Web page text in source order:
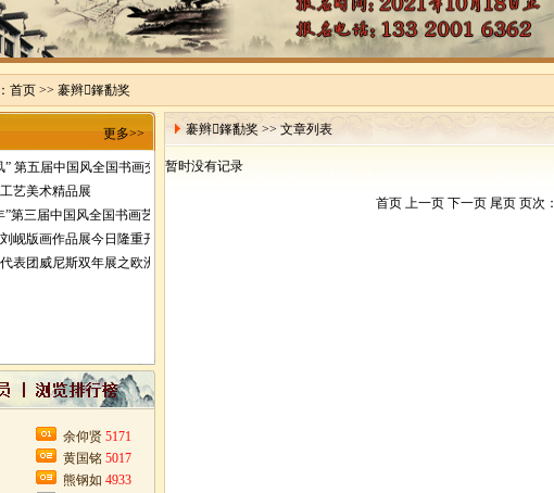
首页>> 褰辫鎽勫奖
更多>>
” 第五届中国风全国书画交流赛暨纪念抗日战争胜利70周年书画展7月28日起征稿
艺美术精品展
”第三届中国风全国书画艺术交流赛征稿
岘版画作品展今日隆重开展
表团威尼斯双年展之欧洲行
余仰贤 5171
黄国铭 5017
熊钢如 4933
褰辫鎽勫奖 >> 文章列表
暂时没有记录
首页 上一页 下一页 尾页 页次：